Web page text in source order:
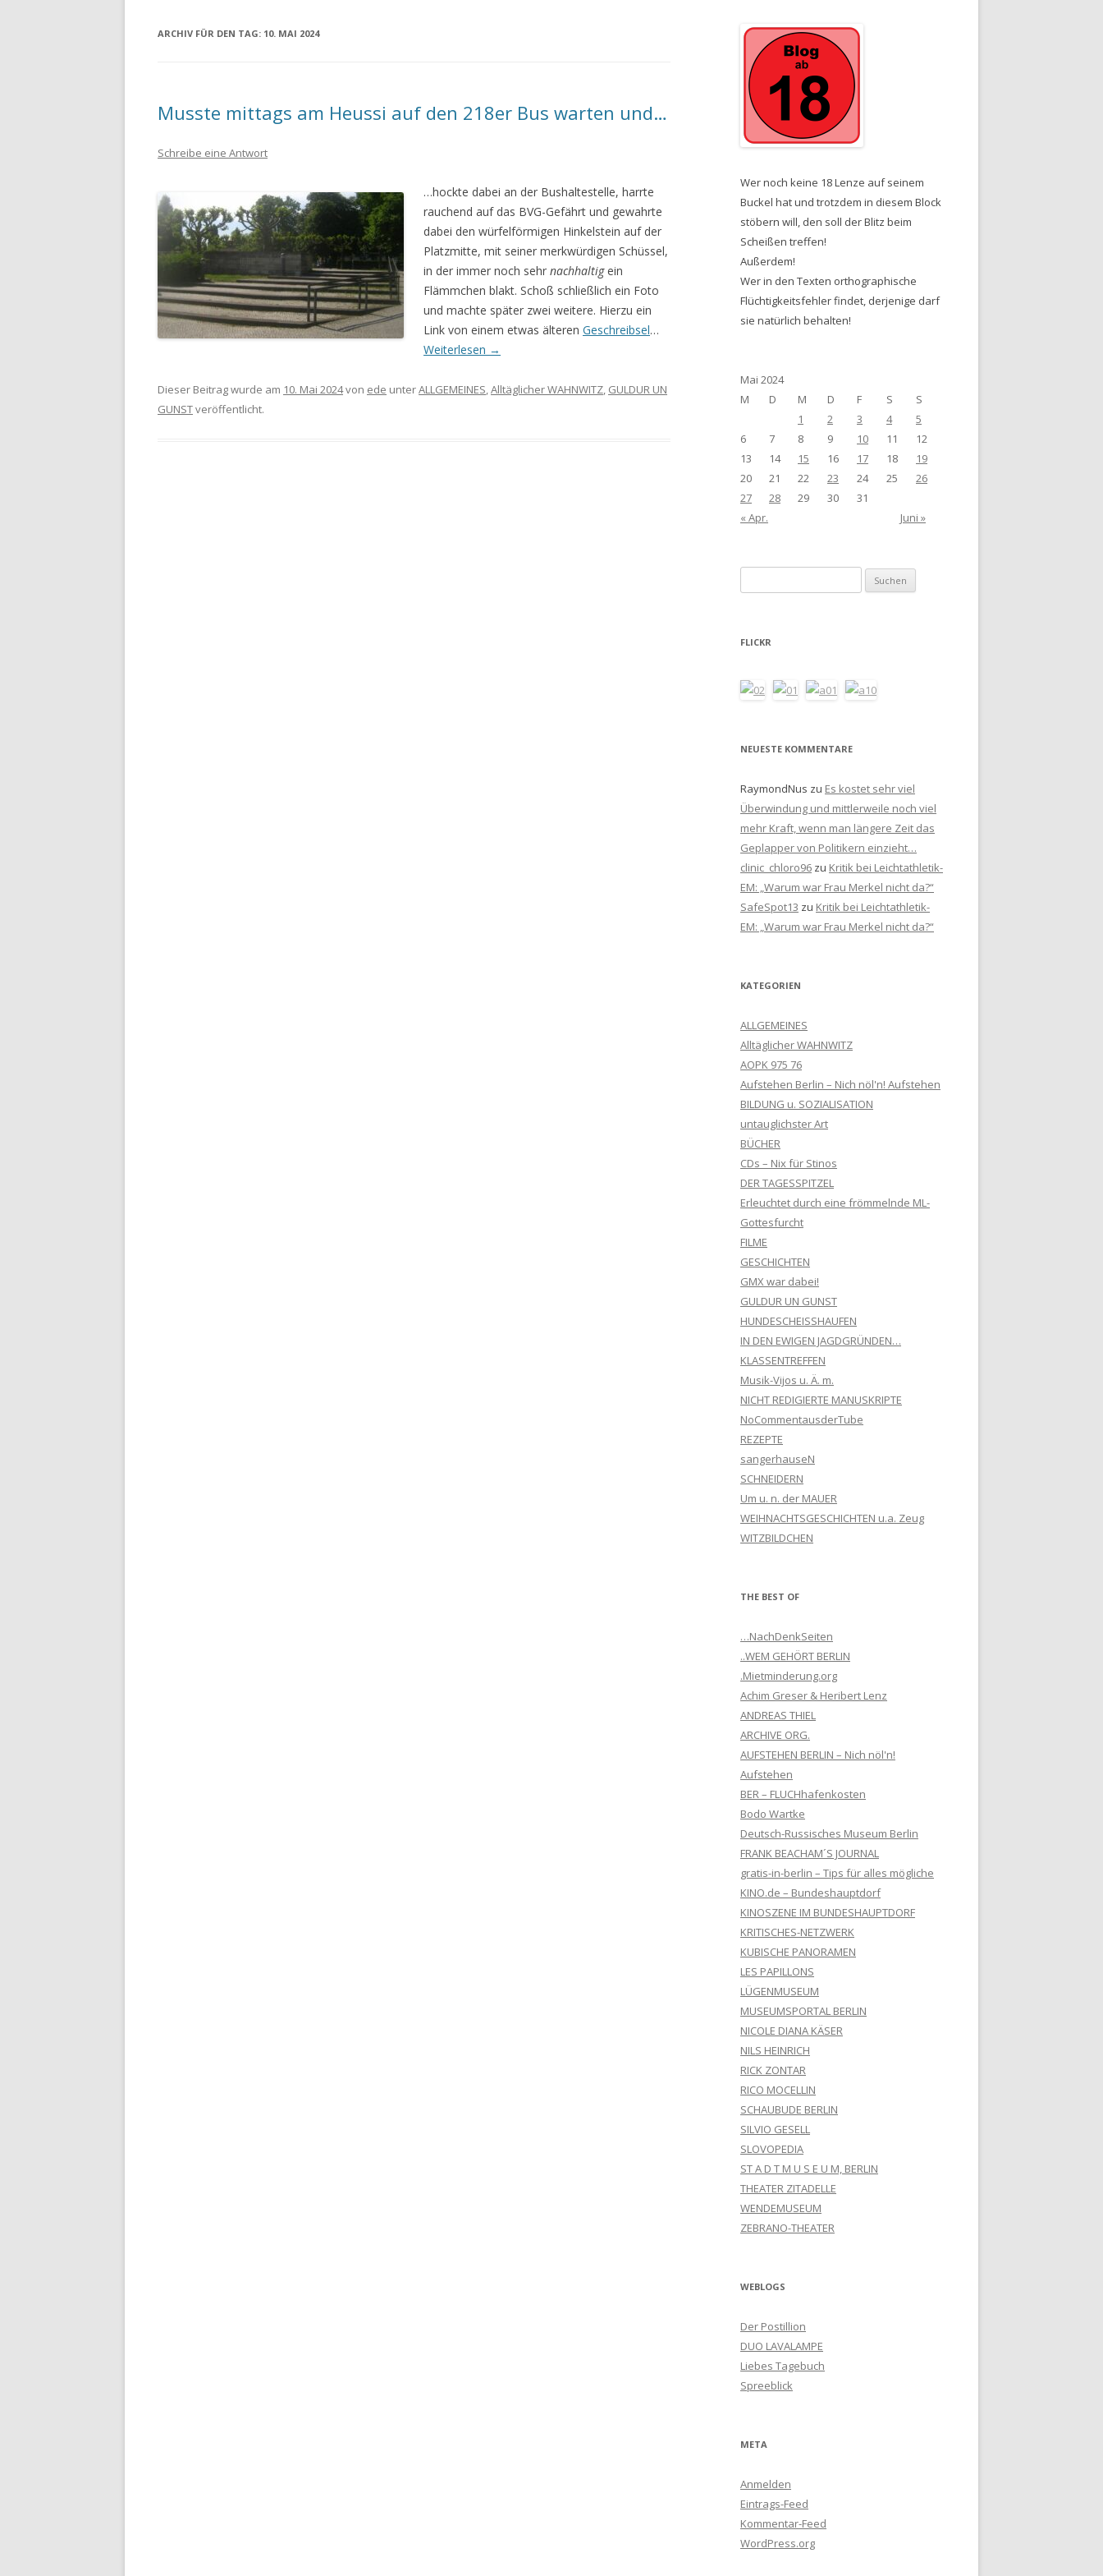
ARCHIV FÜR DEN TAG: 10. MAI 2024
Musste mittags am Heussi auf den 218er Bus warten und…
Schreibe eine Antwort
…hockte dabei an der Bushaltestelle, harrte
rauchend auf das BVG-Gefährt und gewahrte
dabei den würfelförmigen Hinkelstein auf der
Platzmitte, mit seiner merkwürdigen Schüssel,
in der immer noch sehr nachhaltigein
Flämmchen blakt. Schoß schließlich ein Foto
und machte später zwei weitere. Hierzu ein
Link von einem etwas älteren Geschreibsel…
Weiterlesen →
Dieser Beitrag wurde am 10. Mai 2024von ede unterALLGEMEINES,Alltäglicher WAHNWITZ, GULDUR UN
GUNSTveröffentlicht.
Wer noch keine 18 Lenze auf seinem
Buckel hat und trotzdem in diesem Block
stöbern will, den soll der Blitz beim
Scheißen treffen!
Außerdem!
Wer in den Texten orthographische
Flüchtigkeitsfehler findet, derjenige darf
sie natürlich behalten!
Mai 2024
M
D M D F S
S
1
2 3 4
5
6
7 8 9 10 11
12
13
14 15 16 17 18
19
20
21 22 23 24 25
26
27
28 29 30
31
« Apr.
Juni »
nach:
FLICKR
NEUESTE KOMMENTARE
RaymondNus zu Es kostet sehr viel
Überwindung und mittlerweile noch viel
mehr Kraft, wenn man längere Zeit das
Geplapper von Politikern einzieht…
clinic_chloro96 zu Kritik bei Leichtathletik-
EM: „Warum war Frau Merkel nicht da?“
SafeSpot13 zu Kritik bei Leichtathletik-
EM: „Warum war Frau Merkel nicht da?“
KATEGORIEN
ALLGEMEINES
Alltäglicher WAHNWITZ
AOPK 975 76
Aufstehen Berlin – Nich nöl'n! Aufstehen
BILDUNG u. SOZIALISATION
untauglichster Art
BÜCHER
CDs – Nix für Stinos
DER TAGESSPITZEL
Erleuchtet durch eine frömmelnde ML-
Gottesfurcht
FILME
GESCHICHTEN
GMX war dabei!
GULDUR UN GUNST
HUNDESCHEISSHAUFEN
IN DEN EWIGEN JAGDGRÜNDEN…
KLASSENTREFFEN
Musik-Vijos u. Ä. m.
NICHT REDIGIERTE MANUSKRIPTE
NoCommentausderTube
REZEPTE
sangerhauseN
SCHNEIDERN
Um u. n. der MAUER
WEIHNACHTSGESCHICHTEN u.a. Zeug
WITZBILDCHEN
THE BEST OF
…NachDenkSeiten
..WEM GEHÖRT BERLIN
.Mietminderung.org
Achim Greser & Heribert Lenz
ANDREAS THIEL
ARCHIVE ORG.
AUFSTEHEN BERLIN – Nich nöl'n!
Aufstehen
BER – FLUCHhafenkosten
Bodo Wartke
Deutsch-Russisches Museum Berlin
FRANK BEACHAM´S JOURNAL
gratis-in-berlin – Tips für alles mögliche
KINO.de – Bundeshauptdorf
KINOSZENE IM BUNDESHAUPTDORF
KRITISCHES-NETZWERK
KUBISCHE PANORAMEN
LES PAPILLONS
LÜGENMUSEUM
MUSEUMSPORTAL BERLIN
NICOLE DIANA KÄSER
NILS HEINRICH
RICK ZONTAR
RICO MOCELLIN
SCHAUBUDE BERLIN
SILVIO GESELL
SLOVOPEDIA
ST A D T M U S E U M, BERLIN
THEATER ZITADELLE
WENDEMUSEUM
ZEBRANO-THEATER
WEBLOGS
Der Postillion
DUO LAVALAMPE
Liebes Tagebuch
Spreeblick
META
Anmelden
Eintrags-Feed
Kommentar-Feed
WordPress.org